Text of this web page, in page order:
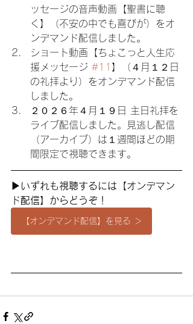
ッセージの音声動画【聖書に聴
く】（不安の中でも喜びが）をオ
ンデマンド配信しました。
ショート動画【ちょこっと人生応
援メッセージ #11 】（４月１２日
の礼拝より）をオンデマンド配信
しました。
２０２６年４月１９日 主日礼拝を
ライブ配信しました。見逃し配信
（アーカイブ）は１週間ほどの期
間限定で視聴できます。
▶︎いずれも視聴するには【オンデマン
ド配信】からどうぞ ！
【オンデマンド配信】を見る ＞